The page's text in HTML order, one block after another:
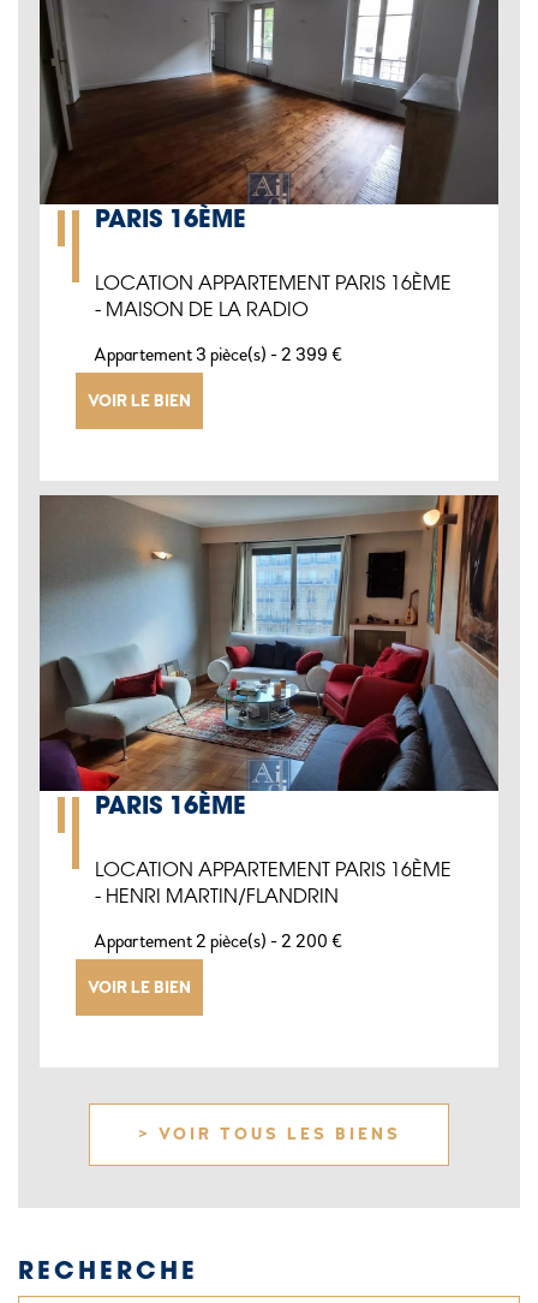
PARIS 16ÈME
LOCATION APPARTEMENT PARIS 16ÈME
- MAISON DE LA RADIO
Appartement 3 pièce(s) -2 399 €
VOIR LE BIEN
PARIS 16ÈME
LOCATION APPARTEMENT PARIS 16ÈME
- HENRI MARTIN/FLANDRIN
Appartement 2 pièce(s) -2 200 €
VOIR LE BIEN
> VOIR TOUS LES BIENS
RECHERCHE